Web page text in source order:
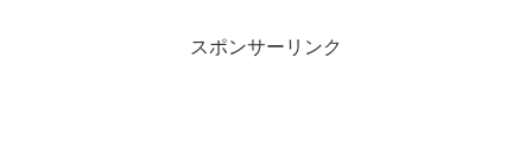
スポンサーリンク